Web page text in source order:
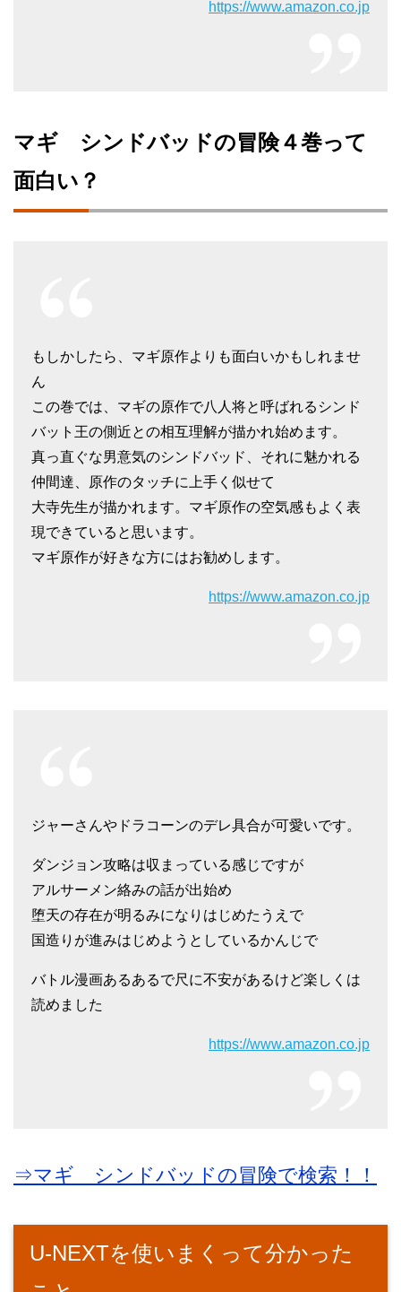
https://www.amazon.co.jp
マギ シンドバッドの冒険４巻って
面白い？
もしかしたら、マギ原作よりも面白いかもしれませ
ん
この巻では、マギの原作で八人将と呼ばれるシンド
バット王の側近との相互理解が描かれ始めます。
真っ直ぐな男意気のシンドバッド、それに魅かれる
仲間達、原作のタッチに上手く似せて
大寺先生が描かれます。マギ原作の空気感もよく表
現できていると思います。
マギ原作が好きな方にはお勧めします。
https://www.amazon.co.jp
ジャーさんやドラコーンのデレ具合が可愛いです。
ダンジョン攻略は収まっている感じですが
アルサーメン絡みの話が出始め
堕天の存在が明るみになりはじめたうえで
国造りが進みはじめようとしているかんじで
バトル漫画あるあるで尺に不安があるけど楽しくは
読めました
https://www.amazon.co.jp
⇒マギ シンドバッドの冒険で検索！！
U-NEXTを使いまくって分かった